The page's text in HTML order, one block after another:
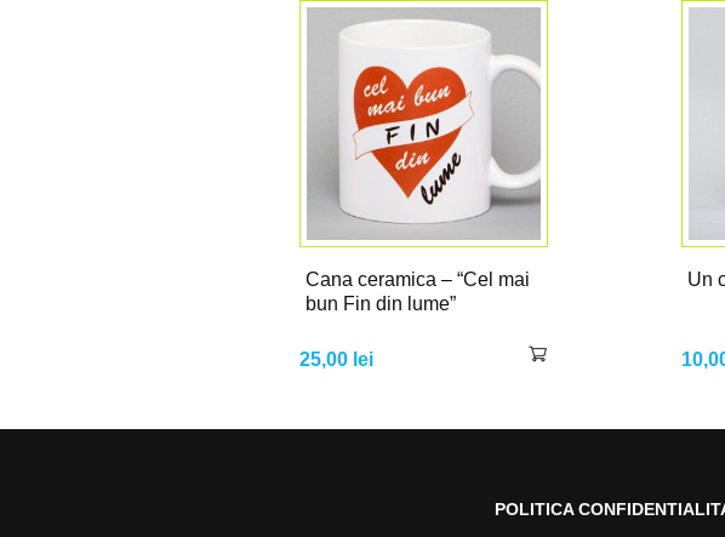
Cana ceramica – “Cel mai
bun Fin din lume”
25,00 lei
Un
POLITICA